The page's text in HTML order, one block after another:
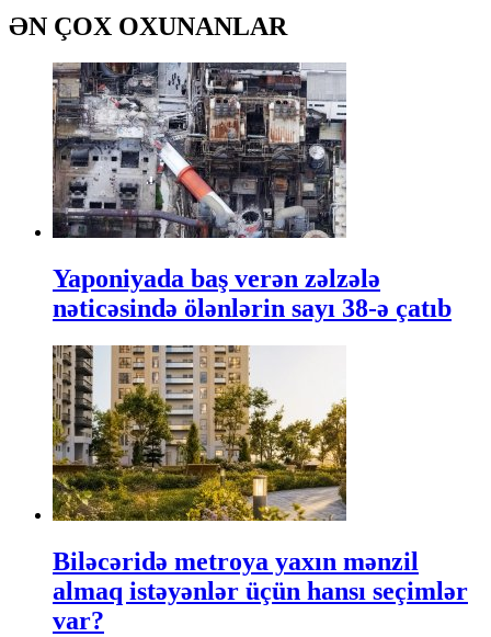
ƏN ÇOX OXUNANLAR
Yaponiyada baş verən zəlzələ
nəticəsində ölənlərin sayı 38-ə çatıb
Biləcəridə metroya yaxın mənzil
almaq istəyənlər üçün hansı seçimlər
var?